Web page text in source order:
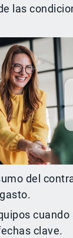
las
del
cuando
clave.